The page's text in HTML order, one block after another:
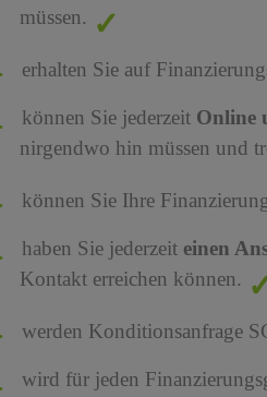
müssen.
erhalten Sie auf
können Sie jederzeit Online
nirgendwo hin müssen und
können Sie Ihre
haben Sie jederzeit einen
Kontakt erreichen können.
werden Konditionsanfrage
wird für jeden